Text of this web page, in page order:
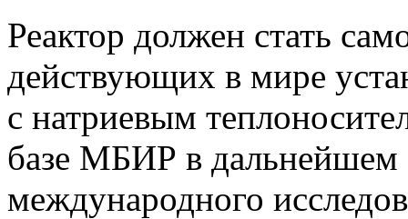
Реактор должен стать
действующих в мире
с натриевым
базе МБИР в дальнейшем
международного